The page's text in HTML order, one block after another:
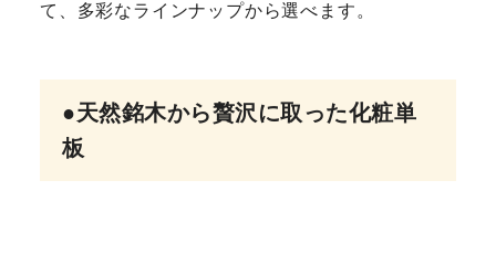
て、多彩なラインナップから選べます。
●天然銘木から贅沢に取った化粧単
板